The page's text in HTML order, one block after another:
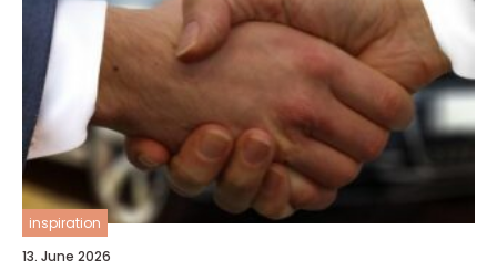
inspiration
13. June 2026